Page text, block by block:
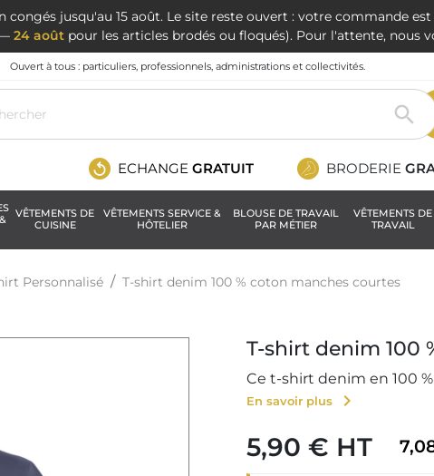
congés jusqu'au 15 août. Le site reste ouvert : votre commande
24 août pour les articles brodés ou floqués). Pour l'attente, nous
Ouvert à tous : particuliers, professionnels, administrations et collectivités.

ECHANGE GRATUIT BRODERIE
VÊTEMENTS DE
CUISINE
VÊTEMENTS SERVICE &
HÔTELIER
BLOUSE DE TRAVAIL
PAR MÉTIER
VÊTEMENTS DE
TRAVAIL
Personnalisé T-shirt denim 100 % coton manches courtes
T-shirt denim 100
Ce t-shirt denim en 100
En savoir plus chevron_right
5,90 € HT